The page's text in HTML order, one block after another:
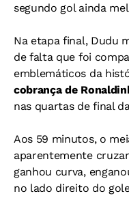
segundo gol ainda
Na etapa final, Dudu
de falta que foi
emblemáticos da
cobrança de
nas quartas de final
Aos 59 minutos, o
aparentemente
ganhou curva,
no lado direito do